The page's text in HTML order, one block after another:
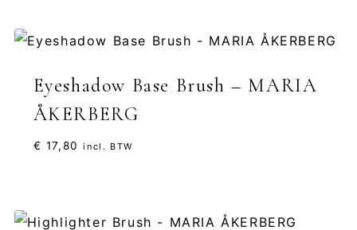
Eyeshadow Base Brush – MARIA
ÅKERBERG
€ 17,80 incl. BTW